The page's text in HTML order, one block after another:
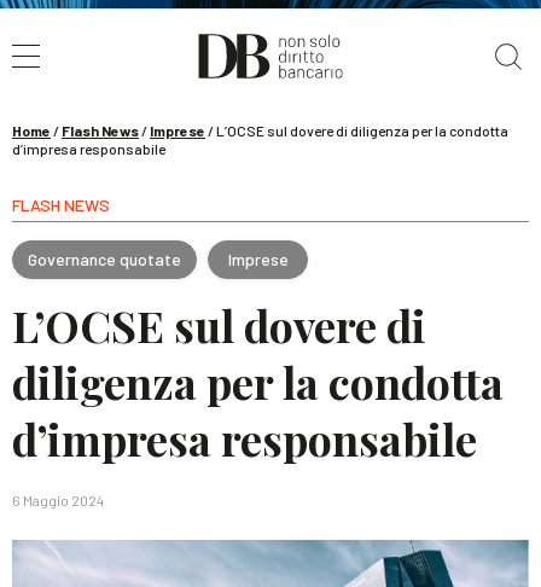
WEBINAR / 1° Ottobre
La riforma del sistema sanzionatorio del TUF
Home / Flash News/ Imprese /L’OCSE sul dovere di diligenza per la condotta
d’impresa responsabile
FLASH NEWS
Governance quotate Imprese
L’OCSE sul dovere di
diligenza per la condotta
d’impresa responsabile
6 Maggio 2024